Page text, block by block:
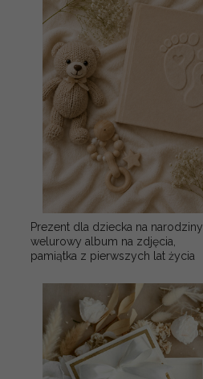
Prezent dla dziecka na narodziny
welurowy album na zdjęcia,
pamiątka z pierwszych lat życia